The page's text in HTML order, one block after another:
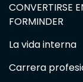
CONVERTIRSE
FORMINDER
La vida interna
Carrera